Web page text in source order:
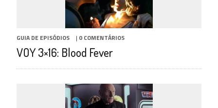
GUIA DE EPISÓDIOS | 0 COMENTÁRIOS
VOY 3×16: Blood Fever